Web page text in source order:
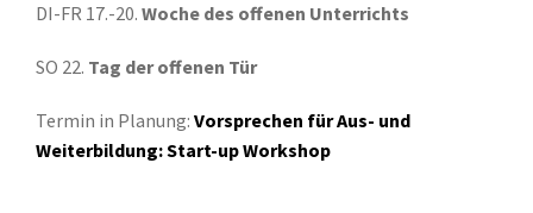
DI-FR 17.-20. Woche des offenen Unterrichts
SO 22. Tag der offenen Tür
Termin in Planung: Vorsprechen für Aus- und
Weiterbildung: Start-up Workshop